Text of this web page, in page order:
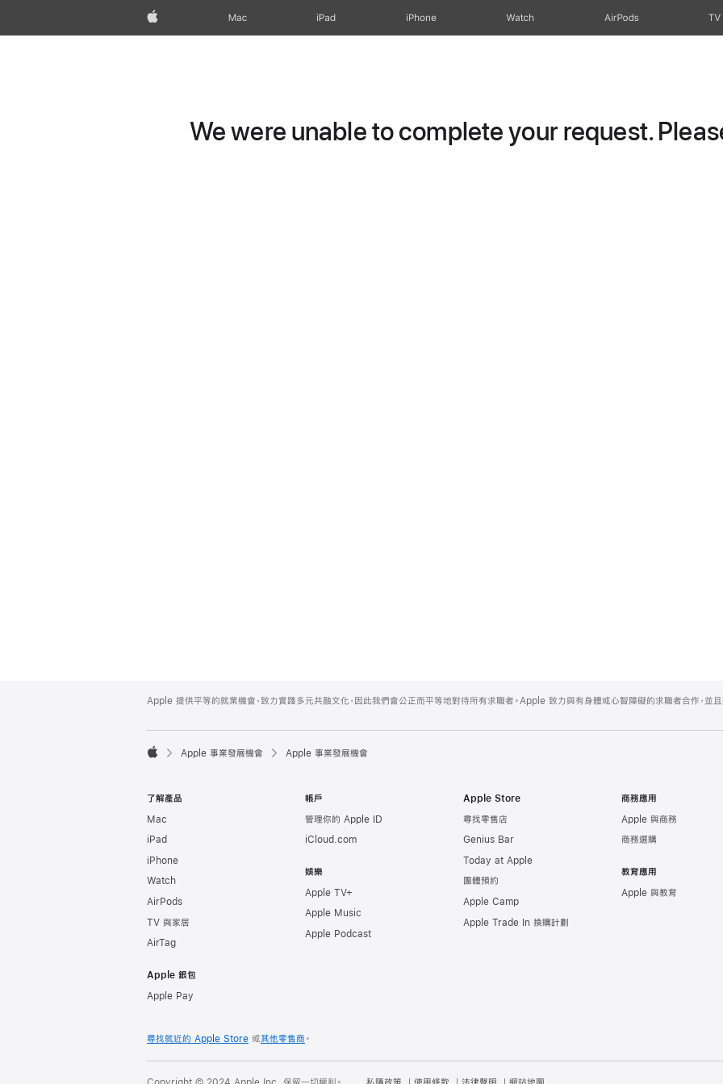
Apple Mac iPad iPhone Watch AirPods TV
We were unable to complete your request.
Footer
Apple 提供平等的就業機會，致力實踐多元共融文化，因此我們會公正而平等地對待所有求職者。Apple 致力與有身體或心智障礙的求職者合作，並且

Apple 事業發展機會 Apple 事業發展機會
了解產品
Mac
iPad
iPhone
Watch
AirPods
TV 與家居
AirTag
Apple 銀包
Apple Pay
帳戶
管理你的 Apple ID
iCloud.com
娛樂
Apple TV+
Apple Music
Apple Podcast
Apple Store
尋找零售店
Genius Bar
Today at Apple
團體預約
Apple Camp
Apple Trade In 換購計劃
商務應用
Apple 與商務
商務選購
教育應用
Apple 與教育
尋找就近的 Apple Store 或其他零售商 。